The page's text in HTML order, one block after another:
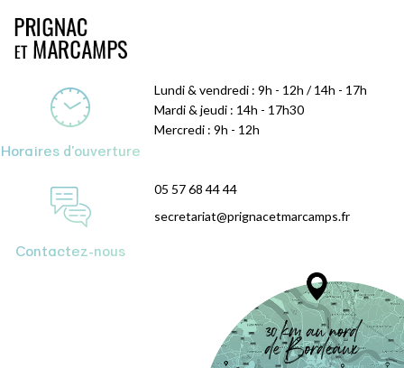
Horaires d'ouverture
Lundi & vendredi : 9h - 12h / 14h - 17h
Mardi & jeudi : 14h - 17h30
Mercredi : 9h - 12h
Contactez-nous
05 57 68 44 44
secretariat@prignacetmarcamps.fr